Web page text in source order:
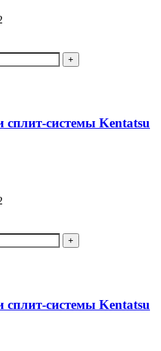
системы Kentatsu
системы Kentatsu